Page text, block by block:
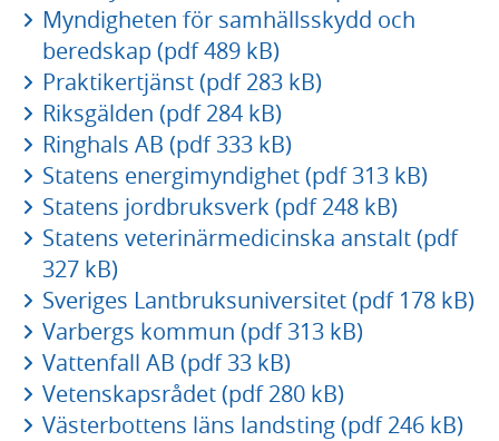
Myndigheten för samhällsskydd och
beredskap (pdf 489 kB)
Praktikertjänst (pdf 283 kB)
Riksgälden (pdf 284 kB)
Ringhals AB (pdf 333 kB)
Statens energimyndighet (pdf 313 kB)
Statens jordbruksverk (pdf 248 kB)
Statens veterinärmedicinska anstalt (pdf
327 kB)
Sveriges Lantbruksuniversitet (pdf 178 kB)
Varbergs kommun (pdf 313 kB)
Vattenfall AB (pdf 33 kB)
Vetenskapsrådet (pdf 280 kB)
Västerbottens läns landsting (pdf 246 kB)